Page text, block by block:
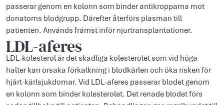
passerar genom en kolonn som binder antikropparna mot
donatorns blodgrupp. Därefter återförs plasman till
patienten. Används främst inför njurtransplantationer.
LDL-aferes
LDL-kolesterol är det skadliga kolesterolet som vid höga
halter kan orsaka förkalkning i blodkärlen och öka risken för
hjärt-kärlsjukdomar. Vid LDL-aferes passerar blodet genom
en kolonn som binder kolesterolet. Det renade blodet förs